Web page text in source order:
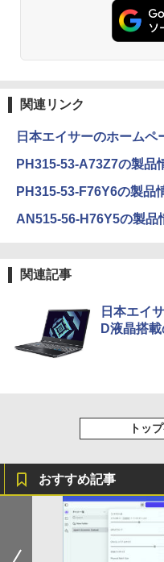
4
【3千
聞け
小学
￥
プ)
￥5,990
【
レスイ
軽量
るーと
レスイ
￥250
On My
￥250
￥250
ET ラ
by
強炭酸
art
みきっ
] [ 水 ] [
￥832
コミッ
￥572
￥810
関連リンク
日本エイサーのホームペ
PH315-53-A73Z7の製品
PH315-53-F76Y6の製品
AN515-56-H76Y5の製品
関連記事
日本エイ
D液晶搭
トッ
おすすめ記事